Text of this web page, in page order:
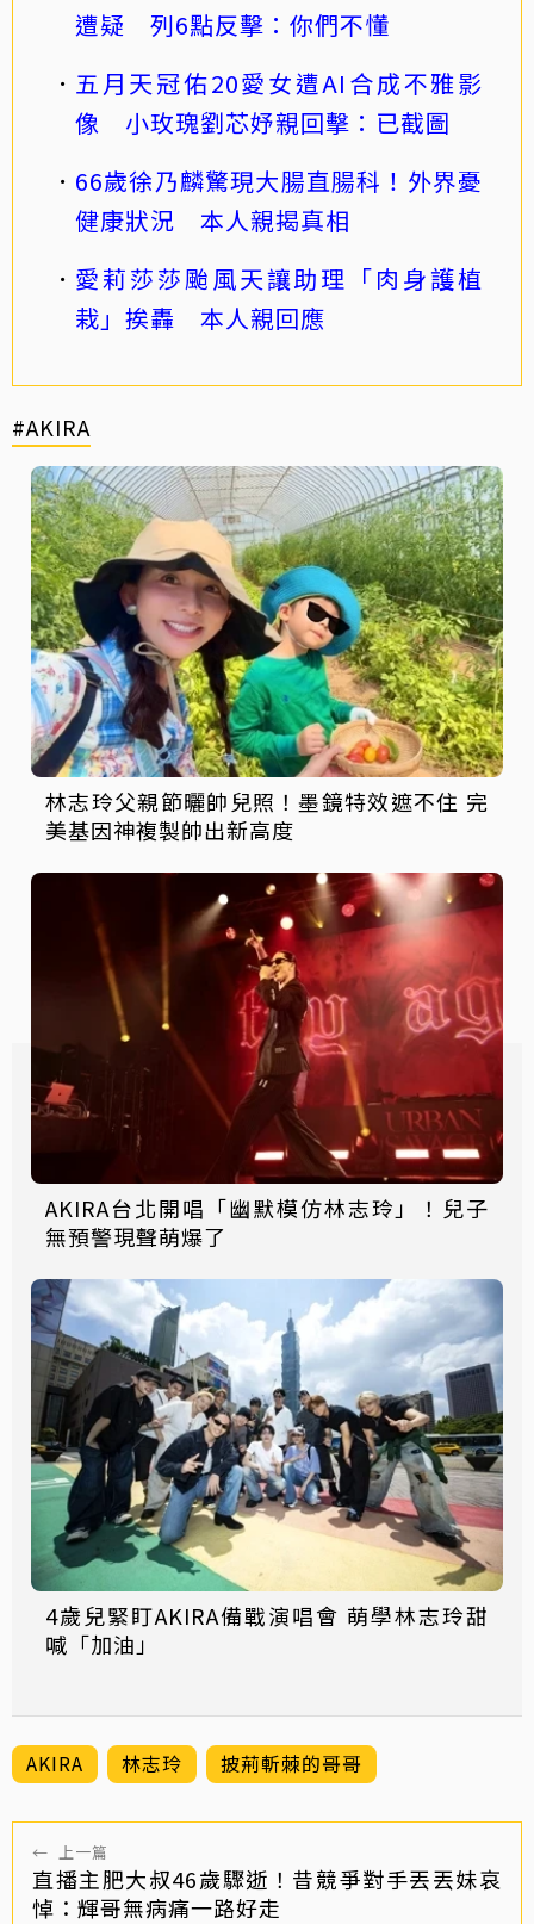
遭疑 列6點反擊：你們不懂
五月天冠佑20愛女遭AI合成不雅影
像 小玫瑰劉芯妤親回擊：已截圖
66歲徐乃麟驚現大腸直腸科！外界憂
健康狀況 本人親揭真相
愛莉莎莎颱風天讓助理「肉身護植
栽」挨轟 本人親回應
#AKIRA
林志玲父親節曬帥兒照！墨鏡特效遮不住 完
美基因神複製帥出新高度
AKIRA台北開唱「幽默模仿林志玲」！兒子
無預警現聲萌爆了
4歲兒緊盯AKIRA備戰演唱會 萌學林志玲甜
喊「加油」
AKIRA 林志玲 披荊斬棘的哥哥
← 上一篇
直播主肥大叔46歲驟逝！昔競爭對手丟丟妹哀
悼：輝哥無病痛一路好走